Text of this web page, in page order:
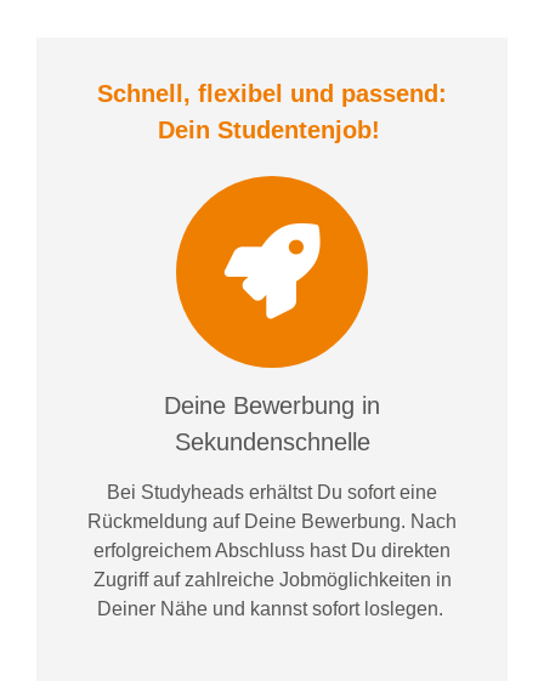
Schnell, flexibel und passend:
Dein Studentenjob!
Deine Bewerbung in
Sekundenschnelle
Bei Studyheads erhältst Du sofort eine
Rückmeldung auf Deine Bewerbung. Nach
erfolgreichem Abschluss hast Du direkten
Zugriff auf zahlreiche Jobmöglichkeiten in
Deiner Nähe und kannst sofort loslegen.